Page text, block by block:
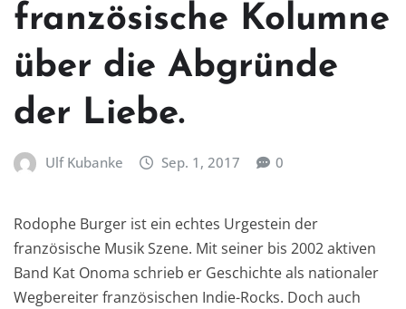
französische Kolumne
über die Abgründe
der Liebe.
Ulf Kubanke Sep. 1, 2017 0
Rodophe Burger ist ein echtes Urgestein der
französische Musik Szene. Mit seiner bis 2002 aktiven
Band Kat Onoma schrieb er Geschichte als nationaler
Wegbereiter französischen Indie-Rocks. Doch auch